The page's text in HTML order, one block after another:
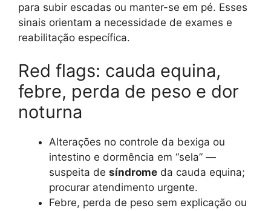
para subir escadas ou manter-se em pé. Esses
sinais orientam a necessidade de exames e
reabilitação específica.
Red flags: cauda equina,
febre, perda de peso e dor
noturna
Alterações no controle da bexiga ou
intestino e dormência em “sela” —
suspeita de síndrome da cauda equina;
procurar atendimento urgente.
Febre, perda de peso sem explicação ou